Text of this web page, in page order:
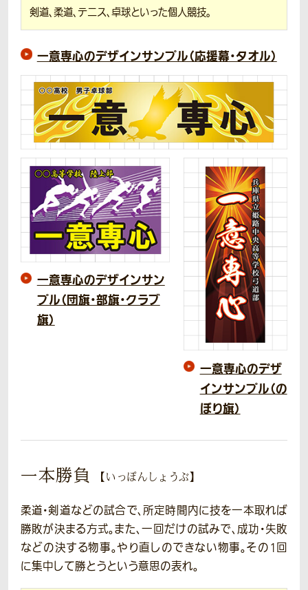
剣道、柔道、テニス、卓球といった個人競技。
一意専心のデザインサンプル（応援幕・タオル）
一意専心のデザインサン
プル（団旗・部旗・クラブ
旗）
一意専心のデザ
インサンプル（の
ぼり旗）
一本勝負 【いっぽんしょうぶ】
柔道・剣道などの試合で、所定時間内に技を一本取れば
勝敗が決まる方式。また、一回だけの試みで、成功・失敗
などの決する物事。やり直しのできない物事。その1回
に集中して勝とうという意思の表れ。